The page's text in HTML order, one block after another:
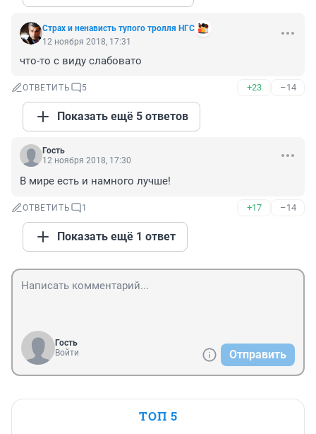
Cтрах и ненависть тупого тролля НГС
12 ноября 2018, 17:31
что-то с виду слабовато
ОТВЕТИТЬ 5 +23 –14
Показать ещё 5 ответов
Гость
12 ноября 2018, 17:30
В мире есть и намного лучше!
ОТВЕТИТЬ 1 +17 –14
Показать ещё 1 ответ
Гость
Войти
Отправить
ТОП 5